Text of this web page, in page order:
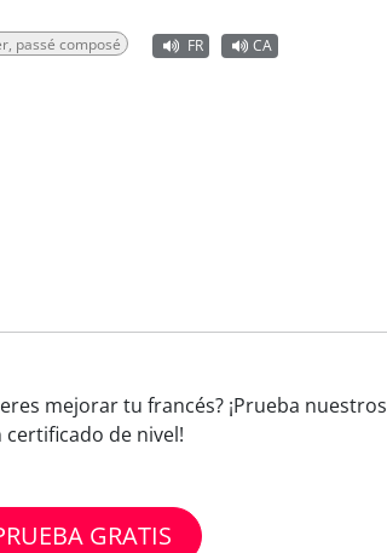
passé composé FR CA
mejorar tu francés? ¡Prueba nuestros
certificado de nivel!
GRATIS